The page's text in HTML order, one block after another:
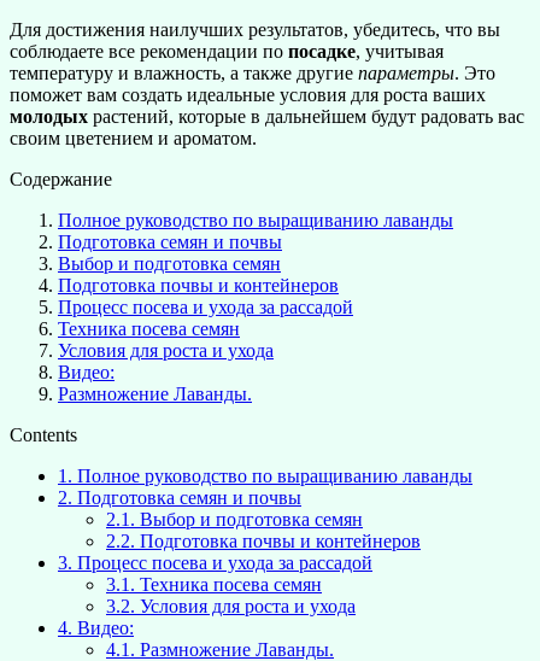
Для достижения наилучших результатов, убедитесь, что вы
соблюдаете все рекомендации по посадке, учитывая
температуру и влажность, а также другие параметры. Это
поможет вам создать идеальные условия для роста ваших
молодых растений, которые в дальнейшем будут радовать вас
своим цветением и ароматом.
Содержание
Полное руководство по выращиванию лаванды
Подготовка семян и почвы
Выбор и подготовка семян
Подготовка почвы и контейнеров
Процесс посева и ухода за рассадой
Техника посева семян
Условия для роста и ухода
Видео:
Размножение Лаванды.
Contents
1. Полное руководство по выращиванию лаванды
2. Подготовка семян и почвы
2.1. Выбор и подготовка семян
2.2. Подготовка почвы и контейнеров
3. Процесс посева и ухода за рассадой
3.1. Техника посева семян
3.2. Условия для роста и ухода
4. Видео:
4.1. Размножение Лаванды.